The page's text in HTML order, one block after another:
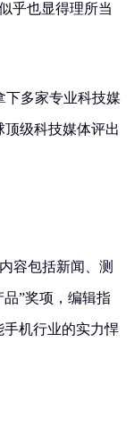
乎也显得理所当
下多家专业科技媒
顶级科技媒体评出
容包括新闻、测
”奖项，编辑指
手机行业的实力悍